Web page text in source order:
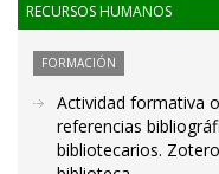
RECURSOS HUMANOS
FORMACIÓN
Actividad formativa
referencias
bibliotecarios.